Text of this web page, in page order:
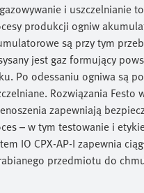
i uszczelnianie
produkcji ogniw
są przy tym
jest gaz formujący
Po odessaniu ogniwa są
Rozwiązania Festo
zapewniają
– w tym testowanie i
IO CPX-AP-I zapewnia
przedmiotu do